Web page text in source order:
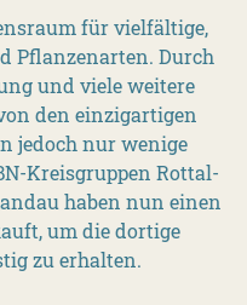
für vielfältige,
Pflanzenarten. Durch
und viele weitere
den einzigartigen
jedoch nur wenige
Kreisgruppen Rottal-
haben nun einen
um die dortige
zu erhalten.